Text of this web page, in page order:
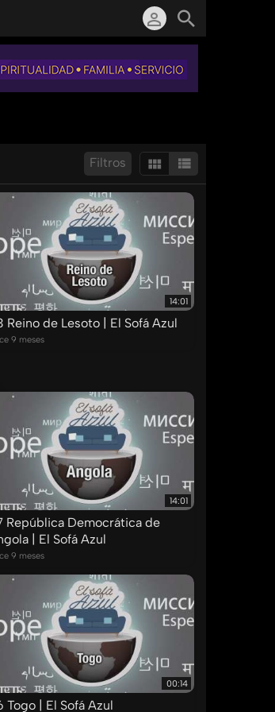
Filtros
Resultados/Pág.:
14:01
Reino de Lesoto | El Sofá Azul
9 meses
14:01
República Democrática de
| El Sofá Azul
9 meses
00:14
Togo | El Sofá Azul